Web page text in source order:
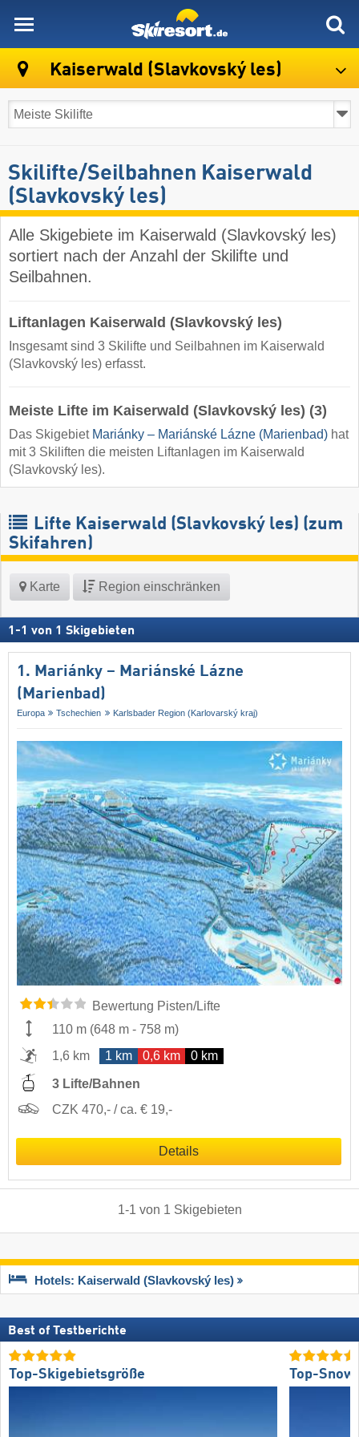
Kaiserwald (Slavkovský les)
Skilifte/Seilbahnen Kaiserwald
(Slavkovský les)
Alle Skigebiete im Kaiserwald (Slavkovský les)
sortiert nach der Anzahl der Skilifte und
Seilbahnen.
Liftanlagen Kaiserwald (Slavkovský les)
Insgesamt sind 3 Skilifte und Seilbahnen im Kaiserwald
(Slavkovský les) erfasst.
Meiste Lifte im Kaiserwald (Slavkovský les) (3)
Das Skigebiet Mariánky – Mariánské Lázne (Marienbad) hat
mit 3 Skiliften die meisten Liftanlagen im Kaiserwald
(Slavkovský les).
Lifte Kaiserwald (Slavkovský les) (zum
Skifahren)
Karte Region einschränken
1 -1 von 1 Skigebieten
1. Mariánky – Mariánské Lázne
(Marienbad)
Europa Tschechien Karlsbader Region (Karlovarský kraj)
Bewertung Pisten/Lifte
110 m (648 m - 758 m)
1,6 km
1 km 0,6 km 0 km
3 Lifte/Bahnen
CZK 470,- / ca. € 19,-
Details
1-1 von 1 Skigebieten
Hotels: Kaiserwald (Slavkovský les)
Best of Testberichte
Top-Skigebietsgröße Top-